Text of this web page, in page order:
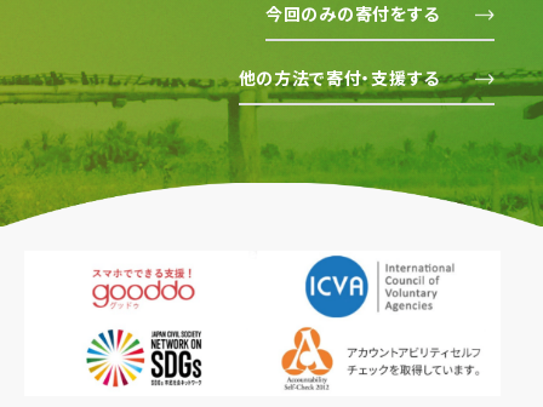
今回のみの寄付をする
他の方法で寄付・支援する